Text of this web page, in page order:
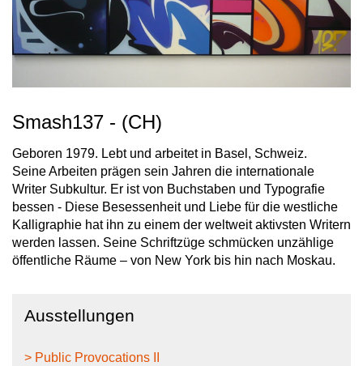
Smash137 - (CH)
Geboren 1979. Lebt und arbeitet in Basel, Schweiz.
Seine Arbeiten prägen sein Jahren die internationale
Writer Subkultur. Er ist von Buchstaben und Typografie
bessen - Diese Besessenheit und Liebe für die westliche
Kalligraphie hat ihn zu einem der weltweit aktivsten Writern
werden lassen. Seine Schriftzüge schmücken unzählige
öffentliche Räume – von New York bis hin nach Moskau.
Ausstellungen
> Public Provocations II